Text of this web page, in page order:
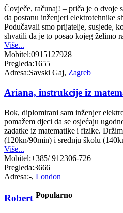
Čovječe, računaj! – priča je o dvoje
da postanu inženjeri elektrotehnike
Podučavali smo prijatelje, susjede,
shvatili da je to posao kojeg želimo
Više...
Mobitel:0915127928
Pregleda:1655
Adresa:Savski Gaj, Zagreb
Ariana, instrukcije iz
Bok, diplomirani sam inženjer
pomažem djeci da se osjećaju
zadatke iz matematike i fizike.
(120kn/90min) i srednju školu
Više...
Mobitel:+385/ 912306-726
Pregleda:3666
Adresa:-, London
Robert Popularno